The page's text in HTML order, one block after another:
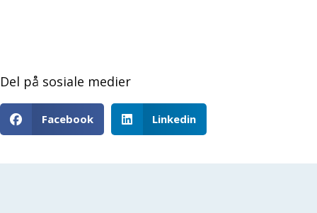
Del på sosiale medier
Facebook Linkedin